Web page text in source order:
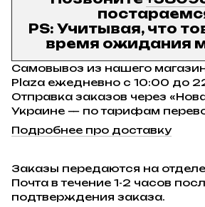
PS: Учитывая, что
время ожидания
Самовывоз из нашего
Plaza ежедневно с 10:00 до
Отправка заказов через
Украине — по тарифам
Подробнее про доставку
Заказы передаются на
Почта в течение 1-2 часов
подтверждения заказа.